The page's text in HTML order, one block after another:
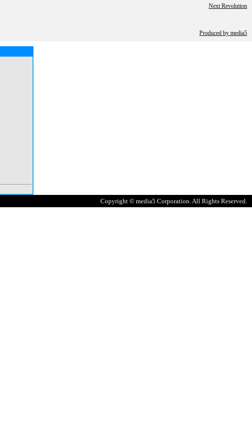
Next Revolution
Produced by media5
Copyright © media5 Corporation. All Rights Reserved.